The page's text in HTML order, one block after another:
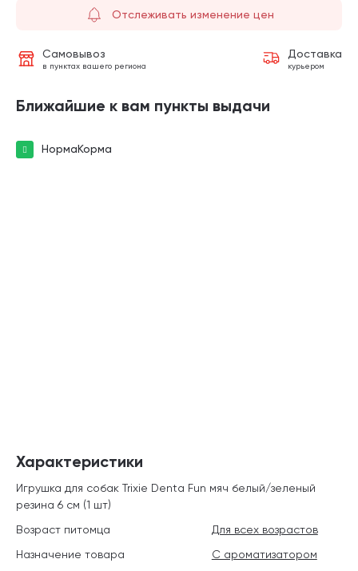
Отслеживать изменение цен
Самовывоз
в пунктах вашего региона
Доставка
курьером
Ближайшие к вам пункты выдачи
НормаКорма
Характеристики
Игрушка для собак Trixie Denta Fun мяч белый/зеленый
резина 6 см (1 шт)
Возраст питомца
Для всех возрастов
Назначение товара
С ароматизатором